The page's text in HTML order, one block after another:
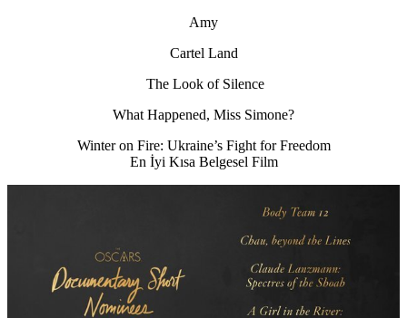
Amy
Cartel Land
The Look of Silence
What Happened, Miss Simone?
Winter on Fire: Ukraine’s Fight for Freedom
En İyi Kısa Belgesel Film